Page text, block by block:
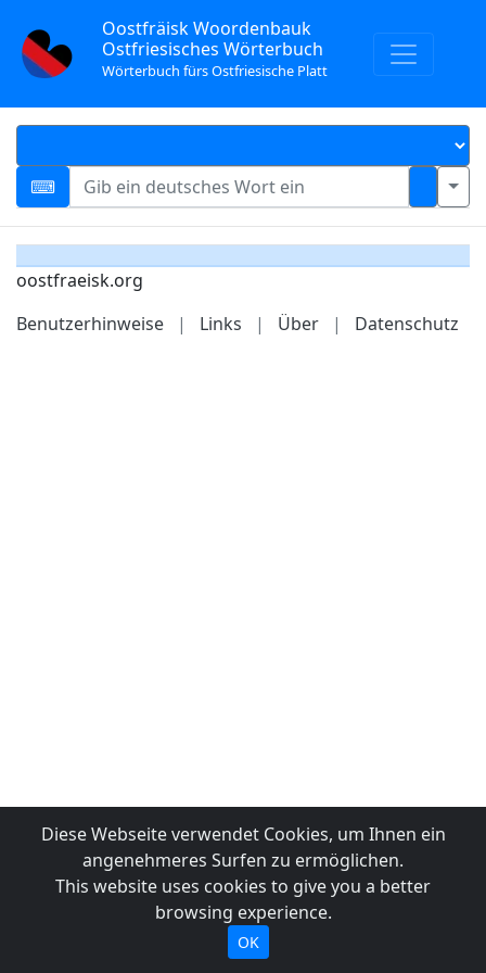
Oostfräisk Woordenbauk
Ostfriesisches Wörterbuch
Wörterbuch fürs Ostfriesische Platt
oostfraeisk.org
Benutzerhinweise
| Links | Über | Datenschutz
Diese Webseite verwendet Cookies, um Ihnen ein
angenehmeres Surfen zu ermöglichen.
This website uses cookies to give you a better
browsing experience.
OK